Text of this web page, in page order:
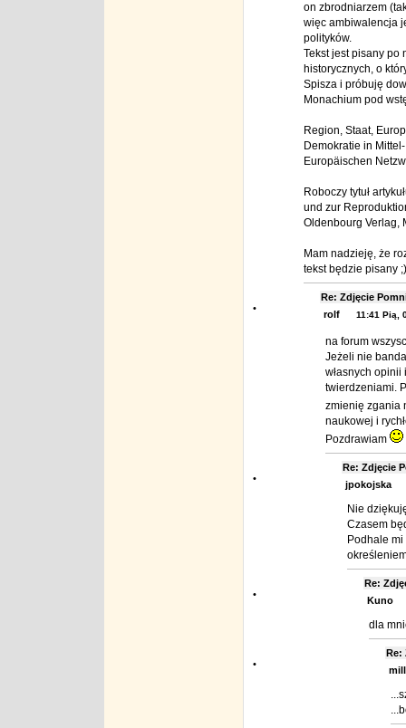
on zbrodniarzem
więc ambiwalencja
polityków.
Tekst jest pisany po
historycznych, o
Spisza i próbuję
Monachium pod
Region, Staat,
Demokratie in
Europäischen
Roboczy tytuł
und zur
Oldenbourg Verlag,
Mam nadzieję, że
tekst będzie pisany ;)
•
Re: Zdjęcie
rolf
11:41 Pią,
na forum
Jeżeli nie
własnych
twierdzeniami.
zmienię zgania
naukowej i
Pozdrawiam
•
Re: Zdjęcie
jpokojska
Nie
Czasem
Podhale
•
Re:
Kuno
dla
•
Re: